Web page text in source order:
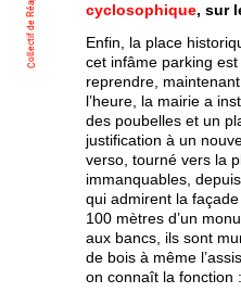
cyclosophique, sur
Enfin, la place
cet infâme parking
reprendre,
l’heure, la mairie a
des poubelles et un
justification à un
verso, tourné vers la
immanquables,
qui admirent la
100 mètres d’un
aux bancs, ils sont
de bois à même
on connaît la fonction